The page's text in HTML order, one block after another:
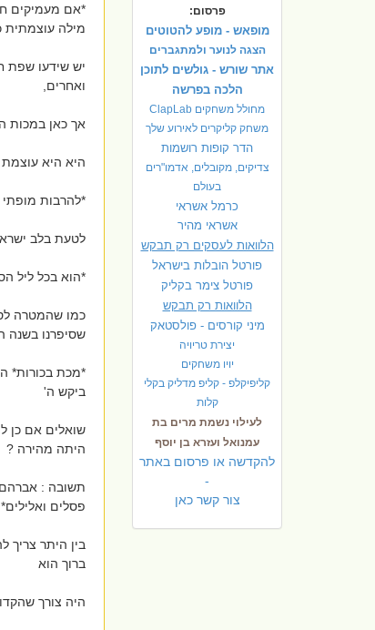
פרסום:
מופאש - מופע להטוטים
הצגה לנוער ולמתגברים
אתר שורש - גולשים לתוכן
הלכה בפרשה
מחולל משחקים ClapLab
משחק קליקרים לאירוע שלך
הדר קופות רושמות
צדיקים, מקובלים, אדמו"רים
בעולם
כרמל אשראי
אשראי מהיר
הלוואות לעסקים רק תבקש
פורטל הובלות בישראל
פורטל צימר בקליק
הלוואות רק תבקש
מיני קורסים - פולסטאק
יצירת טריויה
יויו משחקים
קליפיקלפ - קליפ מדליק בקלי
קלות
לעילוי נשמת מרים בת
עמנואל ועזרא בן יוסף
להקדשה או פרסום באתר
-
צור קשר כאן
*אם מעמיקים
מילה עוצמתית
יש שידעו שפת
ואחרים,
אך כאן במכות
היא היא
*להרבות
לטעת בלב
*הוא בכל ליל
כמו שהמטרה
שסיפרנו בשנה
*מכת בכורות*
ביקש ה'
שואלים אם כן
היתה מהירה ?
תשובה :
פסלים
בין היתר צריך
ברוך הוא
היה צורך